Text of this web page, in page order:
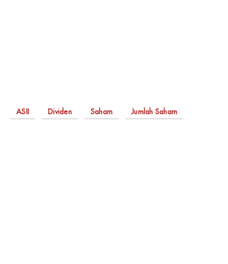
ASII Dividen Saham Jumlah Saham